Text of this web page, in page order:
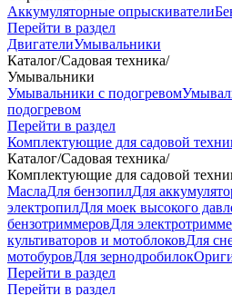
Аккумуляторные опрыскиватели
Перейти в раздел
ДвигателиУмывальники
Каталог/Садовая техника/
Умывальники
Умывальники с подогревом
подогревом
Перейти в раздел
Комплектующие для садовой
Каталог/Садовая техника/
Комплектующие для садовой
МаслаДля бензопилДля
электропилДля моек высокого
бензотриммеровДля
культиваторов и мотоблоковДля
мотобуровДля зернодробилок
Перейти в раздел
Перейти в раздел